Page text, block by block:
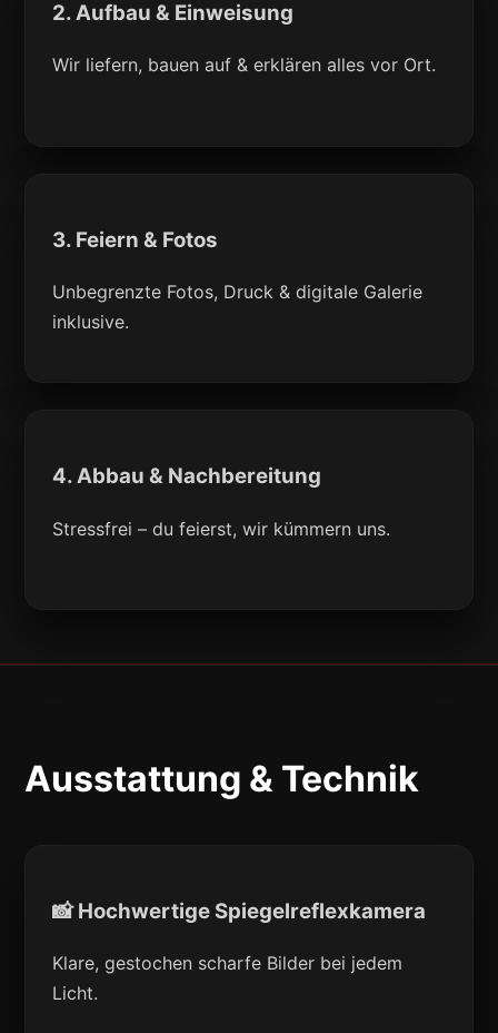
2. Aufbau & Einweisung
Wir liefern, bauen auf & erklären alles vor Ort.
3. Feiern & Fotos
Unbegrenzte Fotos, Druck & digitale Galerie
inklusive.
4. Abbau & Nachbereitung
Stressfrei – du feierst, wir kümmern uns.
Ausstattung & Technik
📸 Hochwertige Spiegelreflexkamera
Klare, gestochen scharfe Bilder bei jedem
Licht.